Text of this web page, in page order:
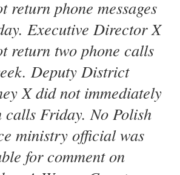
return phone messages
Executive Director X
return two phone calls
Deputy District
X did not immediately
calls Friday. No Polish
ministry official was
for comment on